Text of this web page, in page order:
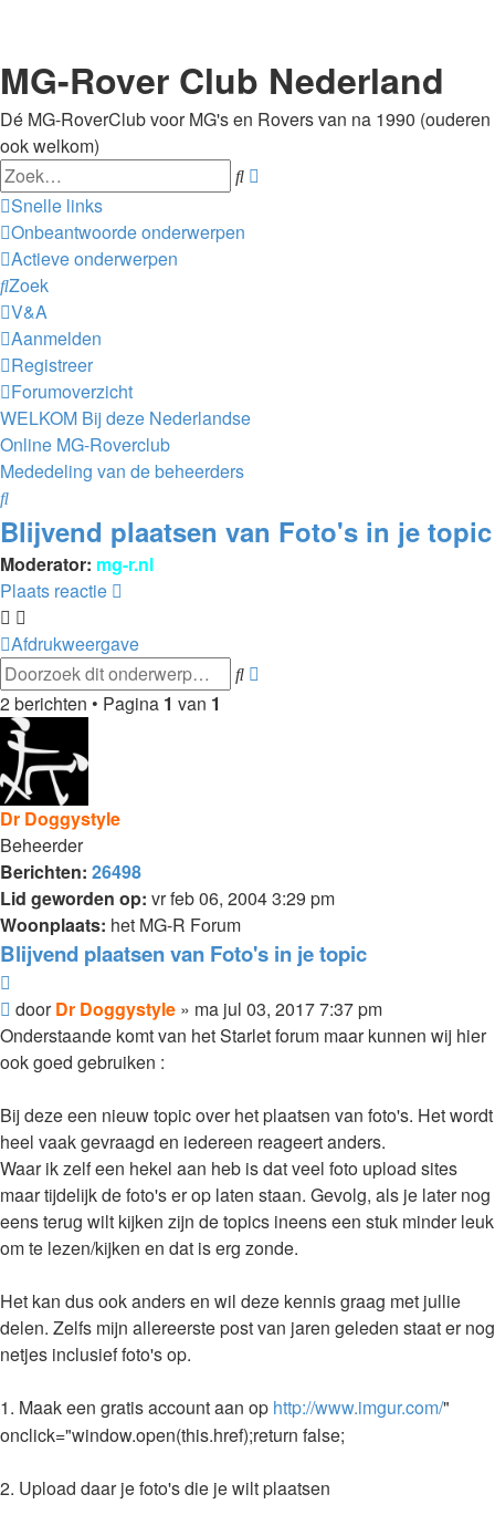
MG-Rover Club Nederland
Dé MG-RoverClub voor MG's en Rovers van na 1990 (ouderen
ook welkom)
Zoek
Snelle links
Onbeantwoorde onderwerpen
Actieve onderwerpen
Zoek
V&A
Aanmelden
Registreer
Forumoverzicht
WELKOM Bij deze Nederlandse
Online MG-Roverclub
Mededeling van de beheerders
Zoek
Blijvend plaatsen van Foto's in je topic
Moderator: mg-r.nl
Plaats reactie
Afdrukweergave
Zoek
2 berichten • Pagina 1 van 1
Dr Doggystyle
Beheerder
Berichten: 26498
Lid geworden op: vr feb 06, 2004 3:29 pm
Woonplaats: het MG-R Forum
Blijvend plaatsen van Foto's in je topic
Bericht
doorDr Doggystyle » ma jul 03, 2017 7:37 pm
Onderstaande komt van het Starlet forum maar kunnen wij hier
ook goed gebruiken :
Bij deze een nieuw topic over het plaatsen van foto's. Het wordt
heel vaak gevraagd en iedereen reageert anders.
Waar ik zelf een hekel aan heb is dat veel foto upload sites
maar tijdelijk de foto's er op laten staan. Gevolg, als je later nog
eens terug wilt kijken zijn de topics ineens een stuk minder leuk
om te lezen/kijken en dat is erg zonde.
Het kan dus ook anders en wil deze kennis graag met jullie
delen. Zelfs mijn allereerste post van jaren geleden staat er nog
netjes inclusief foto's op.
1. Maak een gratis account aan op http://www.imgur.com/"
onclick="window.open(this.href);return false;
2. Upload daar je foto's die je wilt plaatsen